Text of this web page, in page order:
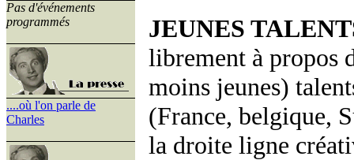
Pas d'événements
programmés
....où l'on parle de
Charles
JEUNES
librement à propos
moins jeunes)
(France, belgique,
la droite ligne